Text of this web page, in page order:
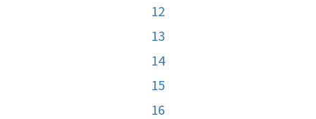
12
13
14
15
16